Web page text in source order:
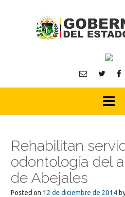
Rehabilitan
odontología del
de Abejales
Posted on 12 de diciembre de 2014